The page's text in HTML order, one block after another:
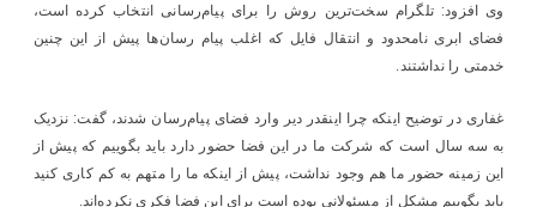
وی افزود: تلگرام سخت‌ترین روش را برای پیام‌رسانی انتخاب کرده است،
فضای ابری نامحدود و انتقال فایل که اغلب پیام رسان‌ها پیش از این چنین
خدمتی را نداشتند.
غفاری در توضیح اینکه چرا اینقدر دیر وارد فضای پیام‌رسان شدند، گفت: نزدیک
به سه سال است که شرکت ما در این فضا حضور دارد باید بگوییم که پیش از
این زمینه حضور ما هم وجود نداشت، پیش از اینکه ما را متهم به کم کاری کنید
باید بگوییم مشکل از مسئولانی بوده است برای این فضا فکری نکرده‌اند.